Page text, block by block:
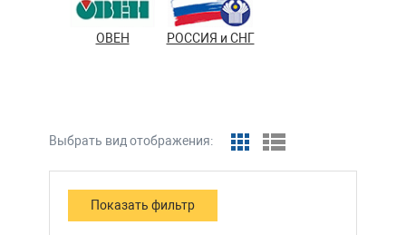
ОВЕН РОССИЯ и СНГ
Выбрать вид отображения: